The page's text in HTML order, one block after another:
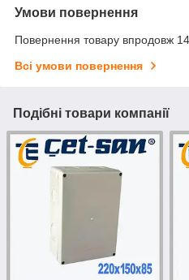
Умови повернення
Повернення товару впродовж
Всі умови повернення
Подібні товари компанії